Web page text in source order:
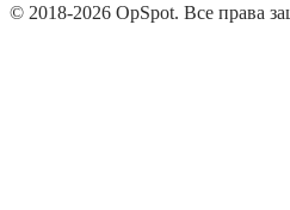
© 2018-2026 OpSpot. Все права